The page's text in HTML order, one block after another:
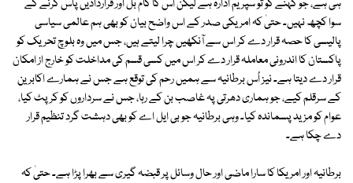
ہی ہے، جو کہنے کو تو سپریم ادارہ ہے لیکن اس کا کام بل اور قراردادیں پاس کرنے کے
سوا کچھ نہیں۔ حتیٰ کہ امریکی صدر کے اس واضح بیان کو بھی ہم عالمی سیاسی
پالیسی کا حصہ قرار دے کر اس سے آنکھیں چرا لیتے ہیں، جس میں وہ بلوچ تحریک کو
پاکستان کا اندرونی معاملہ قرار دے کر اس میں کسی قسم کی مداخلت کو خارج از امکان
قرار دے دیتا ہے۔ نیز اُس برطانیہ سے ہمیں رحم کی توقع ہے جس نے ہمارے اکابرین
کے سرقلم کیے، جو ہماری دھرتی پہ غاصب بن کے رہا، جس نے سرداروں کو کرپٹ کیا،
عوام کو مزید پسماندہ کیا۔ وہی برطانیہ جو بی ایل اے کو بھی دہشت گرد تنظیم قرار
دے چکا ہے۔
برطانیہ اور امریکا کا سارا ماضی اور حال وسائل پر قبضہ گیری سے بھرا پڑا ہے۔ حتیٰ کہ